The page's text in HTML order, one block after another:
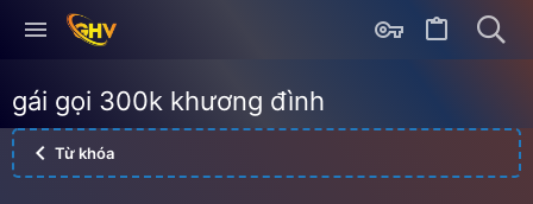
gái gọi 300k khương đình
Từ khóa